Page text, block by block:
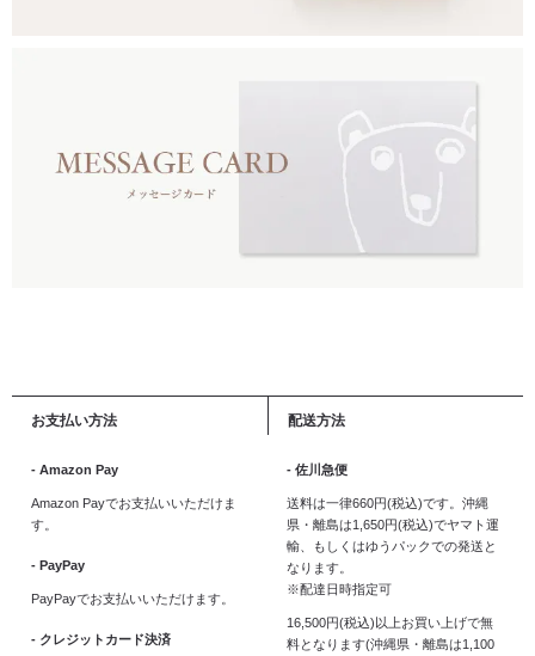
お支払い方法
- Amazon Pay
Amazon Payでお支払いいただけま
す。
- PayPay
PayPayでお支払いいただけます。
- クレジットカード決済
配送方法
- 佐川急便
送料は一律660円(税込)です。沖縄
県・離島は1,650円(税込)でヤマト運
輸、もしくはゆうパックでの発送と
なります。
※配達日時指定可
16,500円(税込)以上お買い上げで無
料となります(沖縄県・離島は1,100